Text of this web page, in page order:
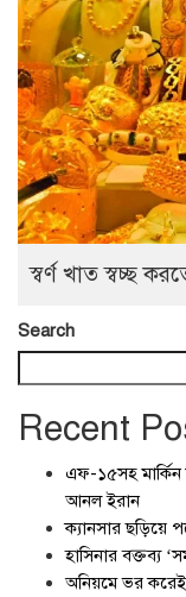
স্বর্ণ খাত স্বচ্ছ
Search
Recent
এফ-১৫সহ মার্কিন
আনল ইরান
ক্যানসার ছড়িয়ে
হাসিনার বক্তব্য
অনিয়মে ভর করেই